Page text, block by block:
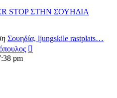
δημοσίευσης
STOP ΣΤΗΝ ΣΟΥΗΔΙΑ
Σουηδία, ljungskile rastplats…
pm